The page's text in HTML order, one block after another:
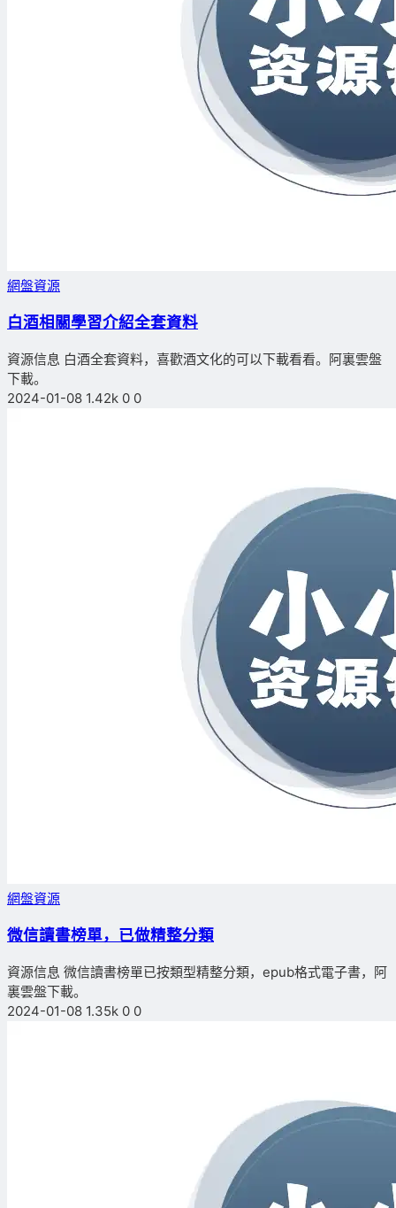
網盤資源
白酒相關學習介紹全套資料
資源信息 白酒全套資料，喜歡酒文化的可以下載看看。阿裏雲盤
下載。
2024-01-08 1.42k 0 0
網盤資源
微信讀書榜單，已做精整分類
資源信息 微信讀書榜單已按類型精整分類，epub格式電子書，阿
裏雲盤下載。
2024-01-08 1.35k 0 0